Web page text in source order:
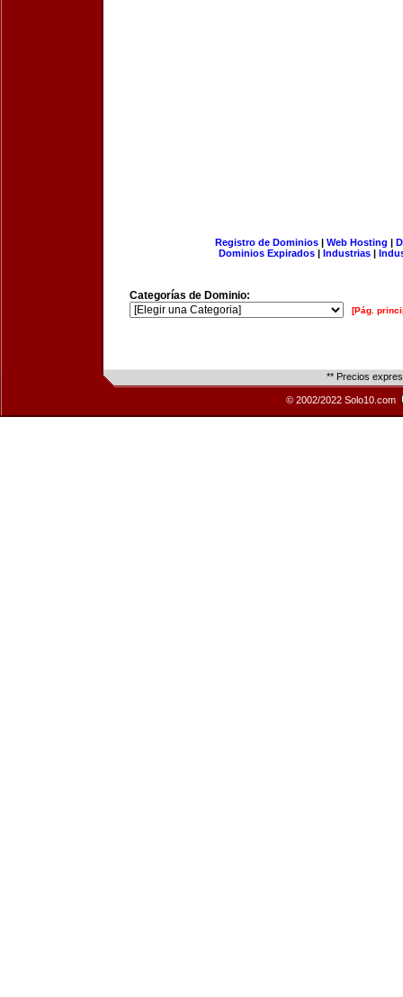
Registro de Dominios| Web Hosting |
Dominios Expirados | Industrias |
Categorías de Dominio:
[Pág.
** Precios
© 2002/2022 Solo10.com